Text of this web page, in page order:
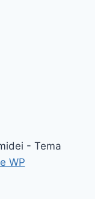
- Tema
WP